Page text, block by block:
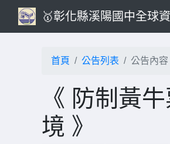
🥇彰化縣溪陽國中全球
首頁 公告列表 公告內容
《 防制黃
境 》